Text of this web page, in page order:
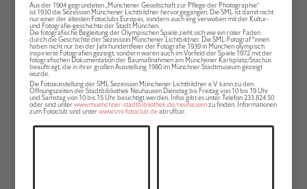
Aus der 1904 gegründeten „Münchener Gesellschaft zur Pflege der Photographie“
ist 1930 die Sezession Münchener Lichtbildner hervorgegangen. Die SML ist damit nicht
nur einer der ältesten Fotoclubs Europas, sondern auch eng verwoben mit der Kultur-
und Fotografie-geschichte der Stadt München.
Die fotografische Begleitung der Olympischen Spiele zieht sich wie ein roter Faden
durch die Geschichte der Sezession Münchener Lichtbildner. Die SML-Fotograf*innen
haben nicht nur bei der Jahrhundertfeier der Fotografie 1939 in München olympisch
inspirierte Fotografien gezeigt, sondern waren auch im Vorfeld der Spiele 1972 mit der
fotografischen Dokumentation der Baumaßnahmen am Münchener Karlsplatz/Stachus
beauftragt, die in ihrer großen Ausstellung 1980 im Münchner Stadtmuseum gezeigt
wurde.
Die Fotoausstellung der SML Sezession Münchener Lichtbildner e.V. kann zu den
Öffnungszeiten der Stadtbibliothek Neuhausen Dienstag bis Freitag von 10 bis 19 Uhr
und Samstag von 10 bis 15 Uhr besichtigt werden. Infos gibt es unter Telefon 233 824 50
oder sind unterwww.muenchner-stadtbibliothek.de/neuhausenzu finden. Informationen
zum Fotoclub sind unterwww.sml-fotoclub.deabrufbar.